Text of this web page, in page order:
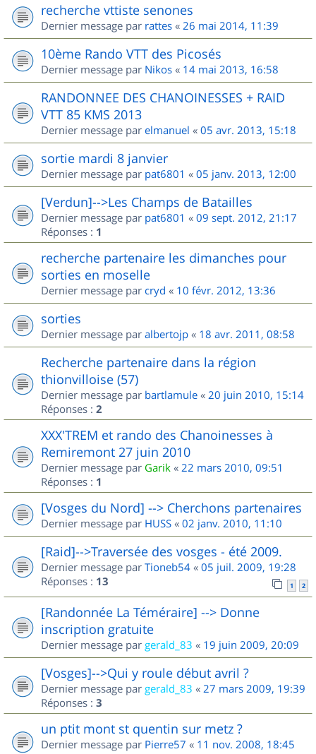
recherche vttiste senones
Dernier message par rattes « 26 mai 2014, 11:39
10ème Rando VTT des Picosés
Dernier message par Nikos « 14 mai 2013, 16:58
RANDONNEE DES CHANOINESSES + RAID
VTT 85 KMS 2013
Dernier message par elmanuel « 05 avr. 2013, 15:18
sortie mardi 8 janvier
Dernier message par pat6801 « 05 janv. 2013, 12:00
[Verdun]-->Les Champs de Batailles
Dernier message par pat6801 « 09 sept. 2012, 21:17
Réponses : 1
recherche partenaire les dimanches pour
sorties en moselle
Dernier message par cryd « 10 févr. 2012, 13:36
sorties
Dernier message par albertojp « 18 avr. 2011, 08:58
Recherche partenaire dans la région
thionvilloise (57)
Dernier message par bartlamule « 20 juin 2010, 15:14
Réponses : 2
XXX'TREM et rando des Chanoinesses à
Remiremont 27 juin 2010
Dernier message par Garik « 22 mars 2010, 09:51
Réponses : 1
[Vosges du Nord] --> Cherchons partenaires
Dernier message par HUSS « 02 janv. 2010, 11:10
[Raid]-->Traversée des vosges - été 2009.
Dernier message par Tioneb54 « 05 juil. 2009, 19:28
Réponses : 13 1 2
[Randonnée La Téméraire] --> Donne
inscription gratuite
Dernier message par gerald_83 « 19 juin 2009, 20:09
[Vosges]-->Qui y roule début avril ?
Dernier message par gerald_83 « 27 mars 2009, 19:39
Réponses : 3
un ptit mont st quentin sur metz ?
Dernier message par Pierre57 « 11 nov. 2008, 18:45